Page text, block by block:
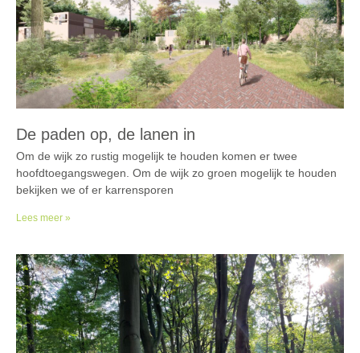
De paden op, de lanen in
Om de wijk zo rustig mogelijk te houden komen er twee
hoofdtoegangswegen. Om de wijk zo groen mogelijk te houden
bekijken we of er karrensporen
Lees meer »